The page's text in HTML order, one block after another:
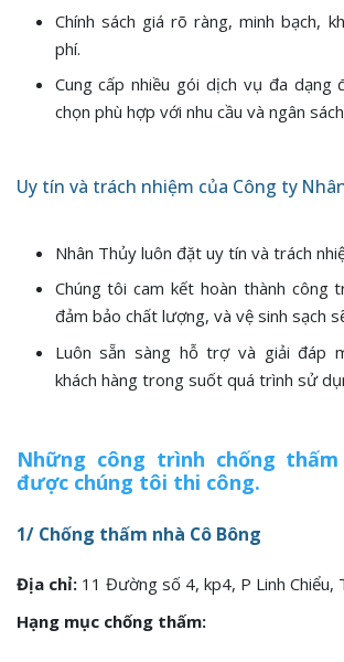
Chính sách giá rõ ràng, minh bạch,
phí.
Cung cấp nhiều gói dịch vụ đa dạng
chọn phù hợp với nhu cầu và ngân
Uy tín và trách nhiệm của Công ty
Nhân Thủy luôn đặt uy tín và trách
Chúng tôi cam kết hoàn thành công
đảm bảo chất lượng, và vệ sinh sạch
Luôn sẵn sàng hỗ trợ và giải đáp
khách hàng trong suốt quá trình sử
Những công trình chống
được chúng tôi thi công.
1/ Chống thấm nhà Cô Bông
Địa chỉ: 11 Đường số 4, kp4, P Linh Chiểu,
Hạng mục chống thấm: